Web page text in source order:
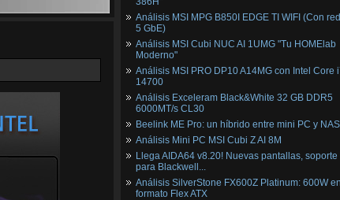
Análisis MSI MPG B850I EDGE TI WIFI (Con
5 GbE)
Análisis MSI Cubi NUC AI 1UMG "Tu HOMElab
Moderno"
Análisis MSI PRO DP10 A14MG con Intel Core
14700
Análisis Exceleram Black&White 32 GB DDR5
6000MT/s CL30
Beelink ME Pro: un híbrido entre mini PC y NAS
Análisis Mini PC MSI Cubi Z AI 8M
Llega AIDA64 v8.20! Nuevas pantallas, soporte
para Blackwell...
Análisis SilverStone FX600Z Platinum: 600W
formato Flex ATX